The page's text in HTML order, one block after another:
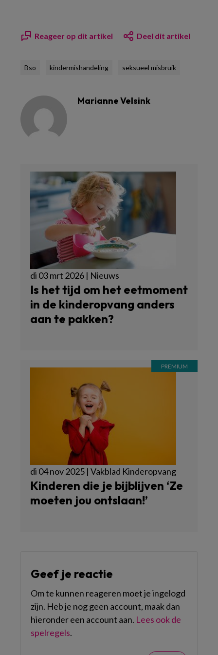
Reageer op dit artikel Deel dit artikel
Bso kindermishandeling seksueel misbruik
Marianne Velsink
di 03 mrt 2026 | Nieuws
Is het tijd om het eetmoment
in de kinderopvang anders
aan te pakken?
di 04 nov 2025 | Vakblad Kinderopvang
Kinderen die je bijblijven ‘Ze
moeten jou ontslaan!’
Geef je reactie
Om te kunnen reageren moet je ingelogd
zijn. Heb je nog geen account, maak dan
hieronder een account aan. Lees ook de
spelregels.